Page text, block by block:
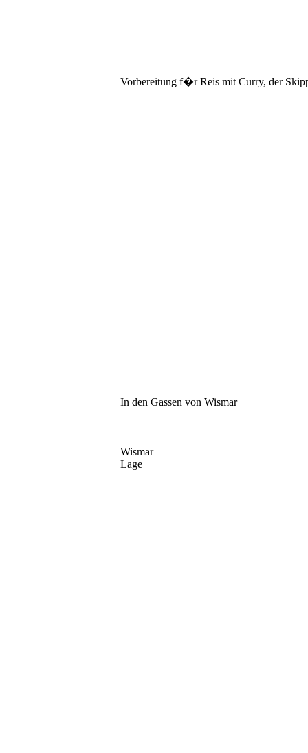
Vorbereitung f�r Reis mit Curry, der
In den Gassen von Wismar
Wismar
Lage